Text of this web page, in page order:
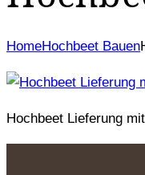
HomeHochbeet Bauen
Hochbeet Lieferung